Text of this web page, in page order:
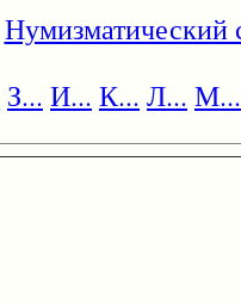
Нумизматический
З... И... К... Л... М...